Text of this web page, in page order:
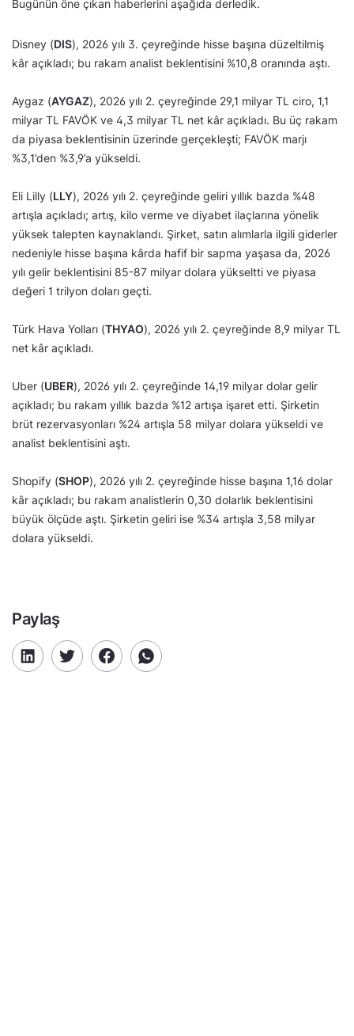
Bugünün öne çıkan haberlerini aşağıda derledik.
Disney (DIS), 2026 yılı 3. çeyreğinde hisse başına düzeltilmiş
kâr açıkladı; bu rakam analist beklentisini %10,8 oranında aştı.
Aygaz (AYGAZ), 2026 yılı 2. çeyreğinde 29,1 milyar TL ciro, 1,1
milyar TL FAVÖK ve 4,3 milyar TL net kâr açıkladı. Bu üç rakam
da piyasa beklentisinin üzerinde gerçekleşti; FAVÖK marjı
%3,1’den %3,9’a yükseldi.
Eli Lilly (LLY), 2026 yılı 2. çeyreğinde geliri yıllık bazda %48
artışla açıkladı; artış, kilo verme ve diyabet ilaçlarına yönelik
yüksek talepten kaynaklandı. Şirket, satın alımlarla ilgili giderler
nedeniyle hisse başına kârda hafif bir sapma yaşasa da, 2026
yılı gelir beklentisini 85-87 milyar dolara yükseltti ve piyasa
değeri 1 trilyon doları geçti.
Türk Hava Yolları (THYAO), 2026 yılı 2. çeyreğinde 8,9 milyar TL
net kâr açıkladı.
Uber (UBER), 2026 yılı 2. çeyreğinde 14,19 milyar dolar gelir
açıkladı; bu rakam yıllık bazda %12 artışa işaret etti. Şirketin
brüt rezervasyonları %24 artışla 58 milyar dolara yükseldi ve
analist beklentisini aştı.
Shopify (SHOP), 2026 yılı 2. çeyreğinde hisse başına 1,16 dolar
kâr açıkladı; bu rakam analistlerin 0,30 dolarlık beklentisini
büyük ölçüde aştı. Şirketin geliri ise %34 artışla 3,58 milyar
dolara yükseldi.
Paylaş